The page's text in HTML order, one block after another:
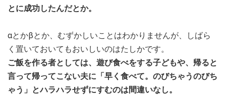
とに成功したんだとか。
αとかβとか、むずかしいことはわかりませんが、しばら
く置いておいてもおいしいのはたしかです。
ご飯を作る者としては、遊び食べをする子どもや、帰ると
言って帰ってこない夫に「早く食べて。のびちゃうのびち
ゃう」とハラハラせずにすむのは間違いなし。